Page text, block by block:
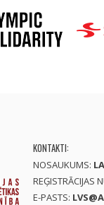
KONTAKTI:
NOSAUKUMS:
REĢISTRĀCIJAS
E-PASTS: